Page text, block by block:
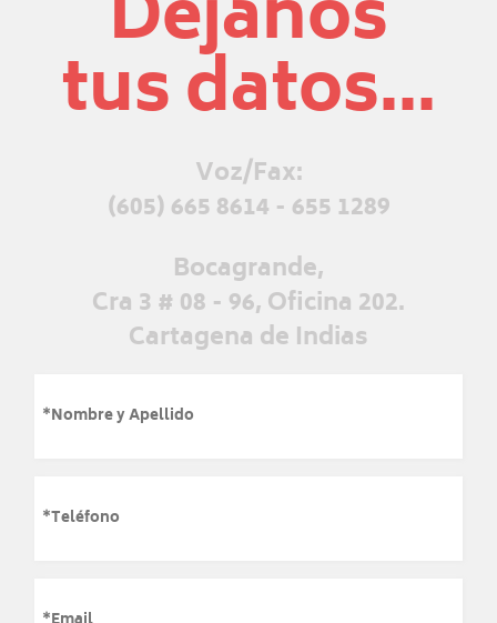
tus datos...
Voz/Fax:
(605) 665 8614 - 655 1289
Bocagrande,
Cra 3 # 08 - 96, Oficina 202.
Cartagena de Indias